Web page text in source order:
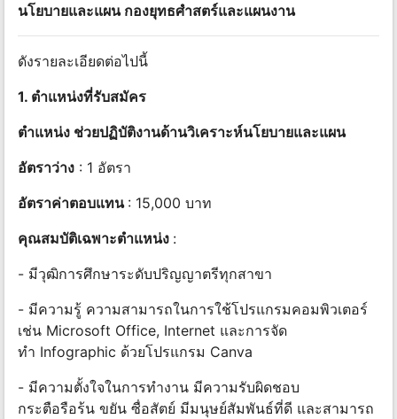
นโยบายและแผน กองยุทธศำสตร์และแผนงาน
ดังรายละเอียดต่อไปนี้
1. ตำแหน่งที่รับสมัคร
ตำแหน่ง ช่วยปฏิบัติงานด้านวิเคราะห์นโยบายและแผน
อัตราว่าง : 1 อัตรา
อัตราค่าตอบแทน : 15,000 บาท
คุณสมบัติเฉพาะตำแหน่ง :
- มีวุฒิการศึกษาระดับปริญญาตรีทุกสาขา
- มีความรู้ ความสามารถในการใช้โปรแกรมคอมพิวเตอร์
เช่น Microsoft Office, Internet และการจัด
ทำ Infographic ด้วยโปรแกรม Canva
- มีความตั้งใจในการทำงาน มีความรับผิดชอบ
กระตือรือร้น ขยัน ซื่อสัตย์ มีมนุษย์สัมพันธ์ที่ดี และสามารถ